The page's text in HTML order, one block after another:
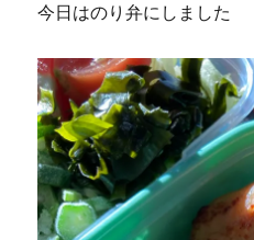
今日はのり弁にしました